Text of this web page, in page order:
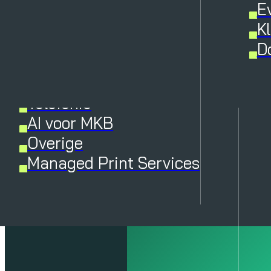
Telefonie
AI voor MKB
Overige
Managed Print Services